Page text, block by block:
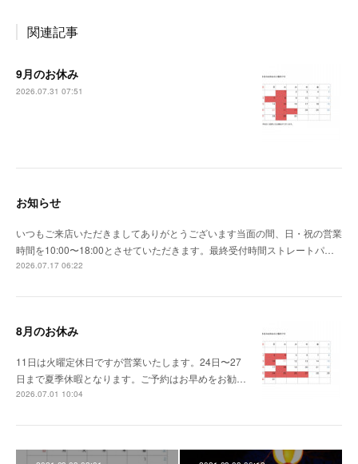
関連記事
9月のお休み
2026.07.31 07:51
お知らせ
いつもご来店いただきましてありがとうございます当面の間、日・祝の営業
時間を10:00〜18:00とさせていただきます。最終受付時間ストレートパ…
2026.07.17 06:22
8月のお休み
11日は火曜定休日ですが営業いたします。24日〜27
日まで夏季休暇となります。ご予約はお早めをお勧…
2026.07.01 10:04